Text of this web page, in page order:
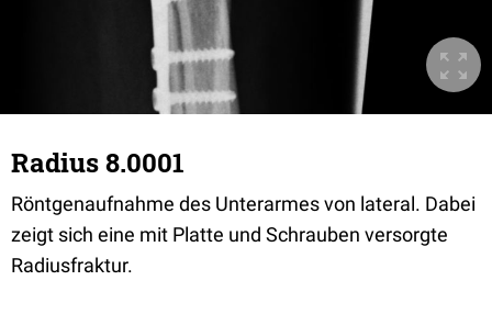
Radius 8.0001
Röntgenaufnahme des Unterarmes von lateral. Dabei
zeigt sich eine mit Platte und Schrauben versorgte
Radiusfraktur.